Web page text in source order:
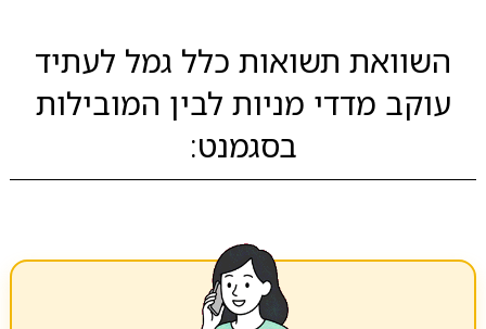
השוואת תשואות כלל גמל לעתיד
עוקב מדדי מניות לבין המובילות
בסגמנט: